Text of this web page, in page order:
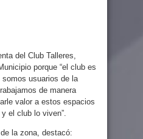
del Club Talleres,
porque “el club es
usuarios de la
de manera
valor a estos espacios
el club lo viven”.
la zona, destacó: